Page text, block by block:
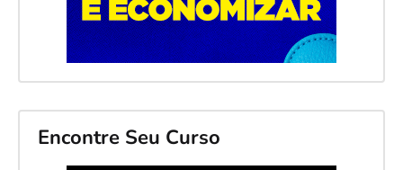
Encontre Seu Curso